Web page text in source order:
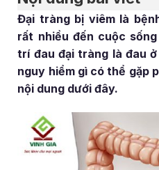
Đại tràng bị viêm là
rất nhiều đến cuộc
trí đau đại tràng là đau
nguy hiểm gì có thể gặp
nội dung dưới đây.